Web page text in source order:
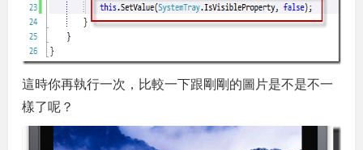
這時你再執行一次，比較一下跟剛剛的圖片是不是不一
樣了呢？